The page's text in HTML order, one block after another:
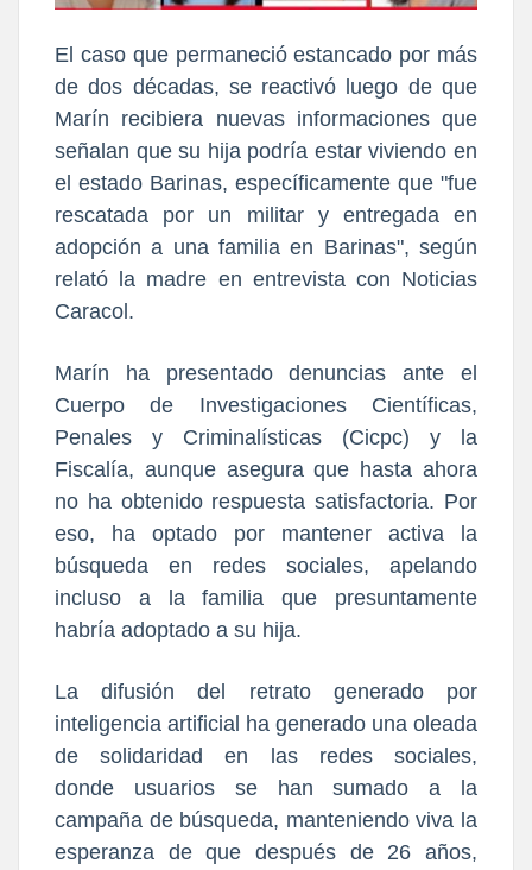
El caso que permaneció estancado por más
de dos décadas, se reactivó luego de que
Marín recibiera nuevas informaciones que
señalan que su hija podría estar viviendo en
el estado Barinas, específicamente que "fue
rescatada por un militar y entregada en
adopción a una familia en Barinas", según
relató la madre en entrevista con Noticias
Caracol.
Marín
ha presentado denuncias ante el
Cuerpo de Investigaciones Científicas,
Penales y Criminalísticas (Cicpc) y la
Fiscalía, aunque asegura que hasta ahora
no ha obtenido respuesta satisfactoria. Por
eso,
ha optado por mantener activa la
búsqueda en redes sociales, apelando
incluso a la familia que presuntamente
habría adoptado a su hija.
La difusión del retrato generado por
inteligencia artificial ha generado una oleada
de solidaridad en las redes sociales,
donde
usuarios se han sumado a la
campaña de búsqueda, manteniendo viva la
esperanza de que después de 26 años,